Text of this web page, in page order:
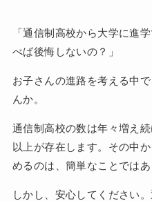
「通信制高校から大学に進
べば後悔しないの？」
お子さんの進路を考える中
んか。
通信制高校の数は年々増え
以上が存在します。その中
めるのは、簡単なことではあ
しかし、安心してください